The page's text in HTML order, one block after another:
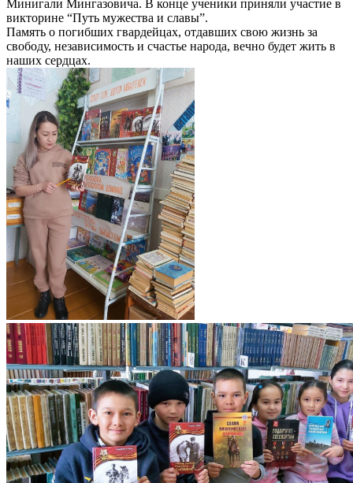
Минигали Мингазовича. В конце ученики приняли участие в
викторине “Путь мужества и славы”.
Память о погибших гвардейцах, отдавших свою жизнь за
свободу, независимость и счастье народа, вечно будет жить в
наших сердцах.